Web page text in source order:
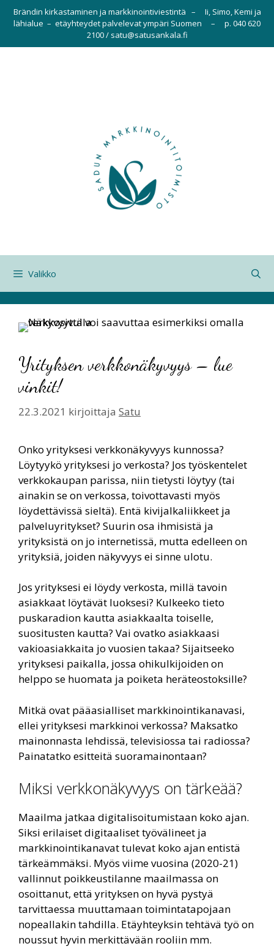
Siirry
sisältöön
Brändin kirkastaminen ja markkinointiviestintä – Ii, Simo, Kemi ja
lähialue – etäyhteydet palvelevat ympäri Suomen – p. 040 620
2100 / satu@satusankala.fi
Valikko
Yrityksen verkkonäkyvyys – lue
vinkit!
22.3.2021 kirjoittaja Satu
Onko yrityksesi verkkonäkyvyys kunnossa?
Löytyykö yrityksesi jo verkosta? Jos työskentelet
verkkokaupan parissa, niin tietysti löytyy (tai
ainakin se on verkossa, toivottavasti myös
löydettävissä sieltä). Entä kivijalkaliikkeet ja
palveluyritykset? Suurin osa ihmisistä ja
yrityksistä on jo internetissä, mutta edelleen on
yrityksiä, joiden näkyvyys ei sinne ulotu.
Jos yrityksesi ei löydy verkosta, millä tavoin
asiakkaat löytävät luoksesi? Kulkeeko tieto
puskaradion kautta asiakkaalta toiselle,
suositusten kautta? Vai ovatko asiakkaasi
vakioasiakkaita jo vuosien takaa? Sijaitseeko
yrityksesi paikalla, jossa ohikulkijoiden on
helppo se huomata ja poiketa heräteostoksille?
Mitkä ovat pääasialliset markkinointikanavasi,
ellei yrityksesi markkinoi verkossa? Maksatko
mainonnasta lehdissä, televisiossa tai radiossa?
Painatatko esitteitä suoramainontaan?
Miksi verkkonäkyvyys on tärkeää?
Maailma jatkaa digitalisoitumistaan koko ajan.
Siksi erilaiset digitaaliset työvälineet ja
markkinointikanavat tulevat koko ajan entistä
tärkeämmäksi. Myös viime vuosina (2020-21)
vallinnut poikkeustilanne maailmassa on
osoittanut, että yrityksen on hyvä pystyä
tarvittaessa muuttamaan toimintatapojaan
nopeallakin tahdilla. Etäyhteyksin tehtävä työ on
noussut hyvin merkittävään rooliin mm.